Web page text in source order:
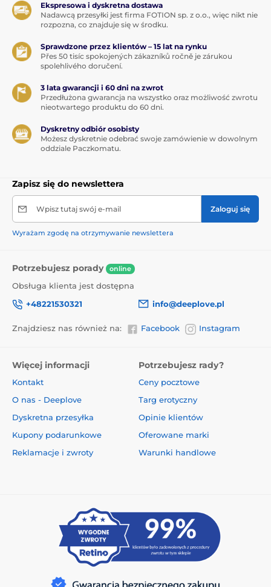
Ekspresowa i dyskretna dostawa
Nadawcą przesyłki jest firma FOTION sp. z o.o., więc nikt nie
rozpozna, co znajduje się w środku.
Sprawdzone przez klientów – 15 lat na rynku
Přes 50 tisíc spokojených zákazníků ročně je zárukou
spolehlivého doručení.
3 lata gwarancji i 60 dni na zwrot
Przedłużona gwarancja na wszystko oraz możliwość zwrotu
nieotwartego produktu do 60 dni.
Dyskretny odbiór osobisty
Możesz dyskretnie odebrać swoje zamówienie w dowolnym
oddziale Paczkomatu.
Zapisz się do newslettera
Wpisz tutaj swój e-mail Zaloguj się
Wyrażam zgodę na otrzymywanie newslettera
Potrzebujesz porady online
Obsługa klienta jest dostępna
+48221530321
info@deeplove.pl
Znajdziesz nas również na: Facebook Instagram
Więcej informacji
Kontakt
O nas - Deeplove
Dyskretna przesyłka
Kupony podarunkowe
Reklamacje i zwroty
Potrzebujesz rady?
Ceny pocztowe
Targ erotyczny
Opinie klientów
Oferowane marki
Warunki handlowe